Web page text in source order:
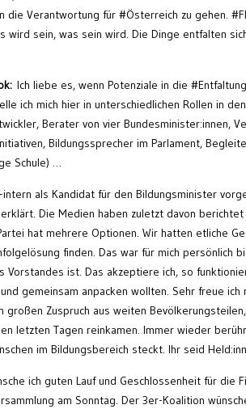
die Verantwortung für #Österreich zu gehen.
wird sein, was sein wird. Die Dinge entfalten
Ich liebe es, wenn Potenziale in die
ich mich hier in unterschiedlichen Rollen in
Berater von vier Bundesminister:innen,
Bildungssprecher im Parlament,
Schule) …
als Kandidat für den Bildungsminister
Die Medien haben zuletzt davon
hat mehrere Optionen. Wir hatten etliche
finden. Das war für mich persönlich
ist. Das akzeptiere ich, so
gemeinsam anpacken wollten. Sehr freue ich
großen Zuspruch aus weiten
letzten Tagen reinkamen. Immer wieder
im Bildungsbereich steckt. Ihr seid
ich guten Lauf und Geschlossenheit für die
am Sonntag. Der 3er-Koalition